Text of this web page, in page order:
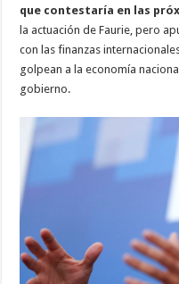
que contestaría en las
la actuación de Faurie, pero
con las finanzas
golpean a la economía
gobierno.